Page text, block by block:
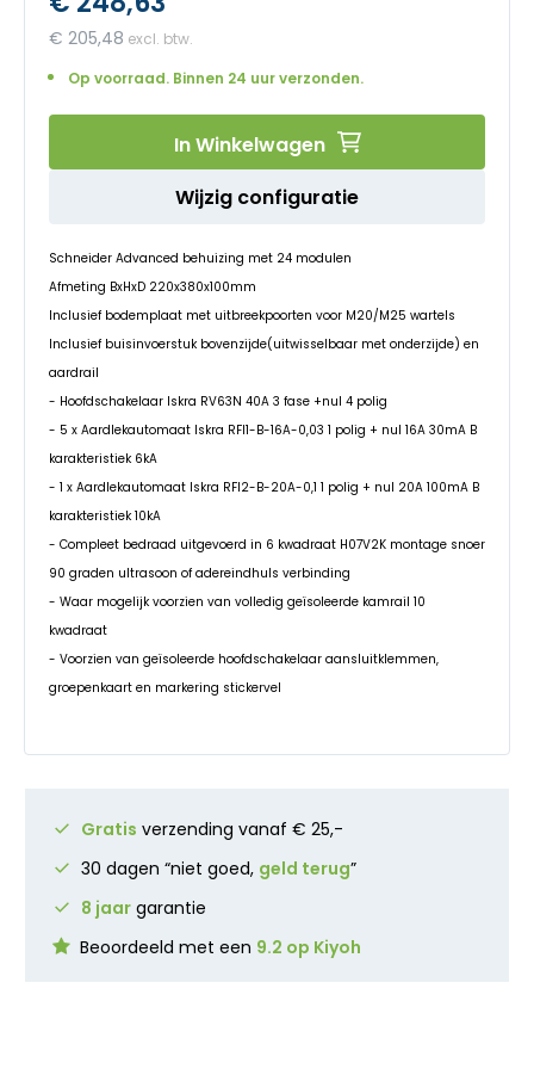
€ 205,48
Op voorraad. Binnen 24 uur verzonden.
Wijzig configuratie
In Winkelwagen
Schneider Advanced behuizing met 24 modulen
Afmeting BxHxD 220x380x100mm
Inclusief bodemplaat met uitbreekpoorten voor M20/M25 wartels
Inclusief buisinvoerstuk bovenzijde(uitwisselbaar met onderzijde) en
aardrail
- Hoofdschakelaar Iskra RV63N 40A 3 fase +nul 4 polig
- 5 x Aardlekautomaat Iskra RFI1-B-16A-0,03 1 polig + nul 16A 30mA B
karakteristiek 6kA
- 1 x Aardlekautomaat Iskra RFI2-B-20A-0,1 1 polig + nul 20A 100mA B
karakteristiek 10kA
- Compleet bedraad uitgevoerd in 6 kwadraat H07V2K montage snoer
90 graden ultrasoon of adereindhuls verbinding
- Waar mogelijk voorzien van volledig geïsoleerde kamrail 10
kwadraat
- Voorzien van geïsoleerde hoofdschakelaar aansluitklemmen,
groepenkaart en markering stickervel
Gratis verzending vanaf € 25,-
30 dagen “niet goed, geld terug”
8 jaar garantie
Beoordeeld met een 9.2 op Kiyoh
afbeeldingen-